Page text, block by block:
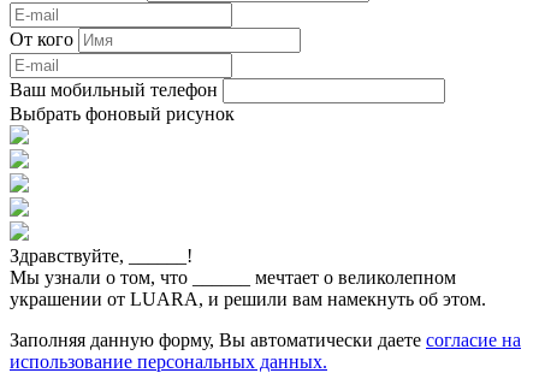
От кого
Ваш мобильный телефон
Выбрать фоновый рисунок
Здравствуйте,
!
Мы узнали о том, что
мечтает о великолепном
украшении от LUARA, и решили вам намекнуть об этом.
Заполняя данную форму, Вы автоматически даете согласие на
использование персональных данных.